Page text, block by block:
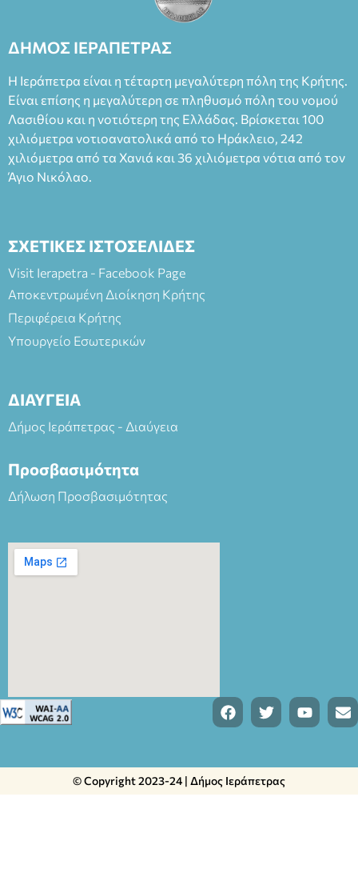
ΔΗΜΟΣ ΙΕΡΑΠΕΤΡΑΣ
Η Ιεράπετρα είναι η τέταρτη μεγαλύτερη πόλη της Κρήτης.
Είναι επίσης η μεγαλύτερη σε πληθυσμό πόλη του νομού
Λασιθίου και η νοτιότερη της Ελλάδας. Βρίσκεται 100
χιλιόμετρα νοτιοανατολικά από το Ηράκλειο, 242
χιλιόμετρα από τα Χανιά και 36 χιλιόμετρα νότια από τον
Άγιο Νικόλαο.
ΣΧΕΤΙΚΕΣ ΙΣΤΟΣΕΛΙΔΕΣ
Visit Ierapetra - Facebook Page
Αποκεντρωμένη Διοίκηση Κρήτης
Περιφέρεια Κρήτης
Υπουργείο Εσωτερικών
ΔΙΑΥΓΕΙΑ
Δήμος Ιεράπετρας - Διαύγεια
Προσβασιμότητα
Δήλωση Προσβασιμότητας
© Copyright 2023-24 | Δήμος Ιεράπετρας